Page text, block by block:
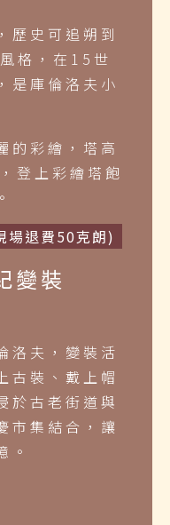
歷史可追朔到
格，在15世
是庫倫洛夫小
的彩繪，塔高
登上彩繪塔飽
場退費50克朗)
變裝
洛夫，變裝活
古裝、戴上帽
於古老街道與
市集結合，讓
。